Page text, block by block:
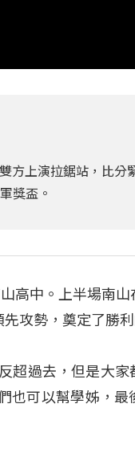
方上演拉鋸站，比分
獎盃。
高中。上半場南山
攻勢，奠定了勝利
超過去，但是大家
也可以幫學姊，最